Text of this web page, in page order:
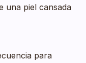
una piel cansada
para